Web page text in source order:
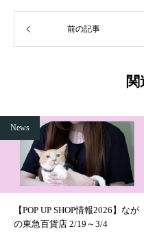
前の記事
News
【POP UP SHOP情報2026】なが
の東急百貨店 2/19～3/4